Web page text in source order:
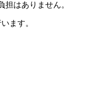
担はありません。
ます。